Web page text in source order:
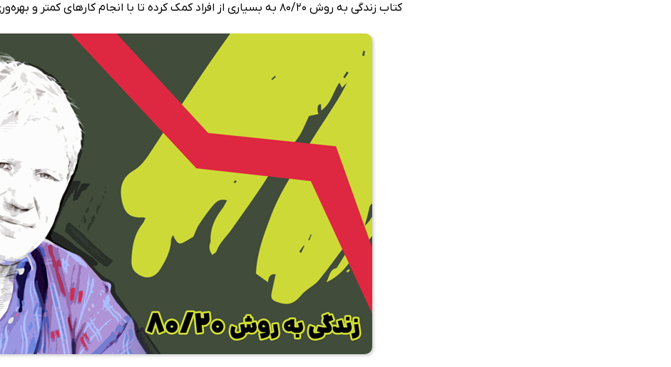
کتاب زندگی به روش 80/20 به بسیاری از افراد کمک کرده تا با انجام کارهای کمتر و بهره‌وری بیشتر، به رؤیاهاشان دست یابند.